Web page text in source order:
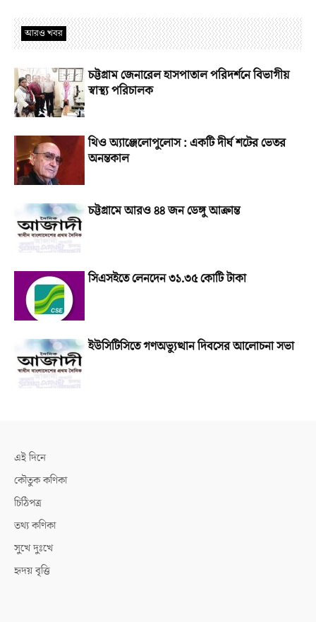
আরও খবর
চট্টগ্রাম জেনারেল হাসপাতাল পরিদর্শনে বিভাগীয়
স্বাস্থ্য পরিচালক
থিও অ্যাঞ্জেলোপুলোস : একটি দীর্ঘ শটের ভেতর
অনন্তকাল
চট্টগ্রামে আরও ৪৪ জন ডেঙ্গু আক্রান্ত
সিএসইতে লেনদেন ৩১.৩৫ কোটি টাকা
ইউসিটিসিতে গণঅভ্যুত্থান দিবসের আলোচনা সভা
এই দিনে
কৌতুক কণিকা
চিঠিপত্র
তথ্য কণিকা
সুখে দুঃখে
হৃদয় বৃত্তি